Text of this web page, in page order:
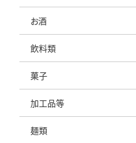
お酒
飲料類
菓子
加工品等
麺類